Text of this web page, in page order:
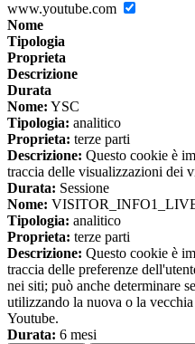
www.youtube.com
Nome
Tipologia
Proprieta
Descrizione
Durata
Nome: YSC
Tipologia: analitico
Proprieta: terze parti
Descrizione: Questo cookie è
traccia delle visualizzazioni dei
Durata: Sessione
Nome:
Tipologia: analitico
Proprieta: terze parti
Descrizione: Questo cookie è
traccia delle preferenze
nei siti; può anche determinare
utilizzando la nuova o la
Youtube.
Durata: 6 mesi